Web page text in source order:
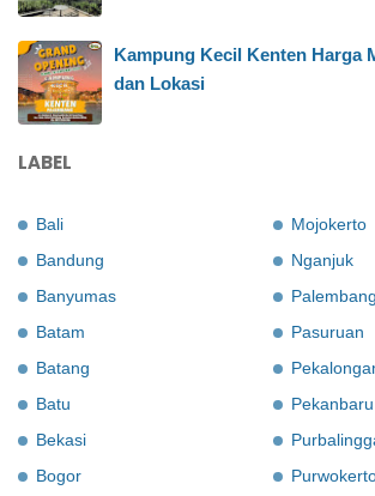
Kampung Kecil Kenten Harga
dan Lokasi
LABEL
Bali
Bandung
Banyumas
Batam
Batang
Batu
Bekasi
Bogor
Mojokerto
Nganjuk
Palembang
Pasuruan
Pekanbaru